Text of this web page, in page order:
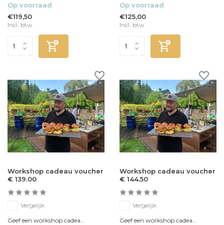
Op voorraad
€119,50
Incl. btw
Op voorraad
€125,00
Incl. btw
Workshop cadeau voucher
€ 139.00
Vergelijk
Geef een workshop cadea...
Workshop cadeau voucher
€ 144.50
Vergelijk
Geef een workshop cadea...